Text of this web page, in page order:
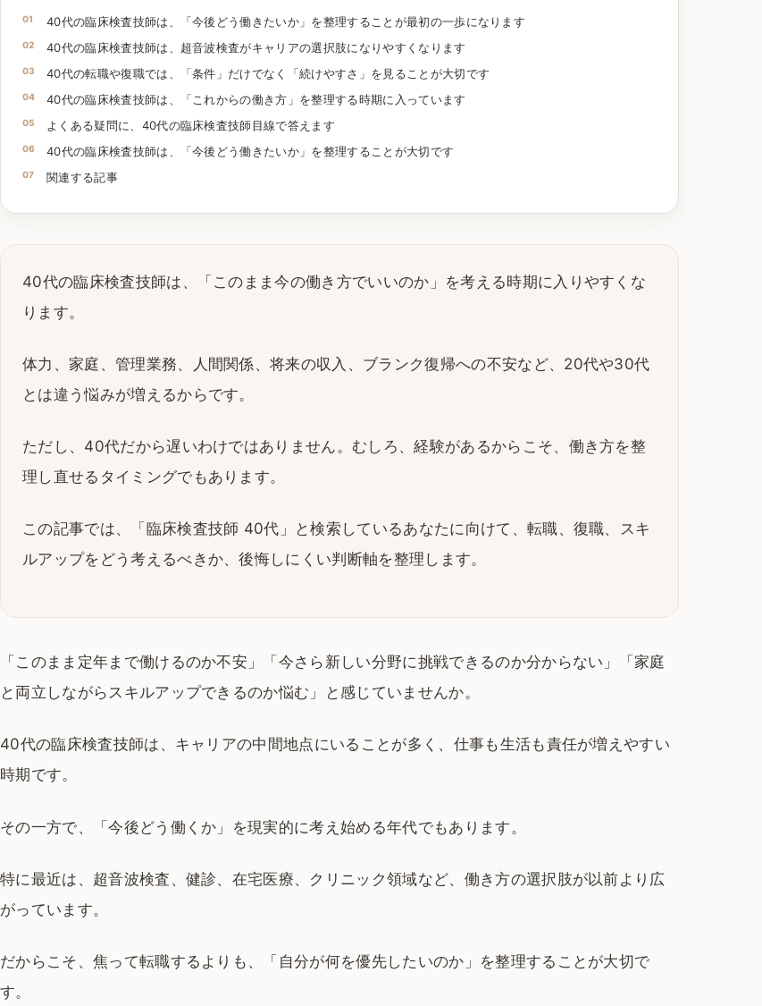
40代の臨床検査技師は、「今後どう働きたいか」を整理することが最初の一歩になります
40代の臨床検査技師は、超音波検査がキャリアの選択肢になりやすくなります
40代の転職や復職では、「条件」だけでなく「続けやすさ」を見ることが大切です
40代の臨床検査技師は、「これからの働き方」を整理する時期に入っています
よくある疑問に、40代の臨床検査技師目線で答えます
40代の臨床検査技師は、「今後どう働きたいか」を整理することが大切です
関連する記事
40代の臨床検査技師は、「このまま今の働き方でいいのか」を考える時期に入りやすくな
ります。
体力、家庭、管理業務、人間関係、将来の収入、ブランク復帰への不安など、20代や30代
とは違う悩みが増えるからです。
ただし、40代だから遅いわけではありません。むしろ、経験があるからこそ、働き方を整
理し直せるタイミングでもあります。
この記事では、「臨床検査技師 40代」と検索しているあなたに向けて、転職、復職、スキ
ルアップをどう考えるべきか、後悔しにくい判断軸を整理します。
「このまま定年まで働けるのか不安」「今さら新しい分野に挑戦できるのか分からない」「家庭
と両立しながらスキルアップできるのか悩む」と感じていませんか。
40代の臨床検査技師は、キャリアの中間地点にいることが多く、仕事も生活も責任が増えやすい
時期です。
その一方で、「今後どう働くか」を現実的に考え始める年代でもあります。
特に最近は、超音波検査、健診、在宅医療、クリニック領域など、働き方の選択肢が以前より広
がっています。
だからこそ、焦って転職するよりも、「自分が何を優先したいのか」を整理することが大切で
す。